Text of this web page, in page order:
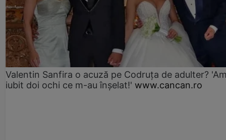
Valentin Sanfira o acuză pe Codruța de adulter?
iubit doi ochi ce m-au înșelat!' www.cancan.ro